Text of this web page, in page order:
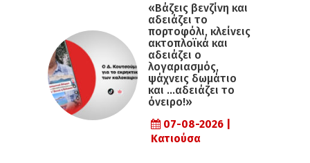
«Βάζεις βενζίνη και
αδειάζει το
πορτοφόλι, κλείνεις
ακτοπλοϊκά και
αδειάζει ο
λογαριασμός,
ψάχνεις δωμάτιο
και …αδειάζει το
όνειρο!»
07-08-2026 |
Κατιούσα